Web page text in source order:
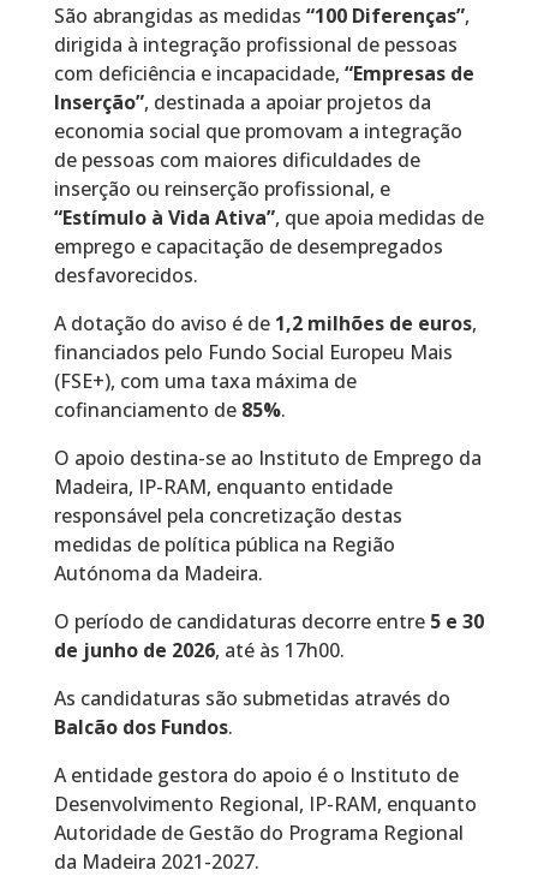
São abrangidas as medidas “100 Diferenças”,
dirigida à integração profissional de pessoas
com deficiência e incapacidade, “Empresas de
Inserção”, destinada a apoiar projetos da
economia social que promovam a integração
de pessoas com maiores dificuldades de
inserção ou reinserção profissional, e
“Estímulo à Vida Ativa”, que apoia medidas de
emprego e capacitação de desempregados
desfavorecidos.
A dotação do aviso é de 1,2 milhões de euros,
financiados pelo Fundo Social Europeu Mais
(FSE+), com uma taxa máxima de
cofinanciamento de 85%.
O apoio destina-se ao Instituto de Emprego da
Madeira, IP-RAM, enquanto entidade
responsável pela concretização destas
medidas de política pública na Região
Autónoma da Madeira.
O período de candidaturas decorre entre 5 e 30
de junho de 2026, até às 17h00.
As candidaturas são submetidas através do
Balcão dos Fundos.
A entidade gestora do apoio é o Instituto de
Desenvolvimento Regional, IP-RAM, enquanto
Autoridade de Gestão do Programa Regional
da Madeira 2021-2027.